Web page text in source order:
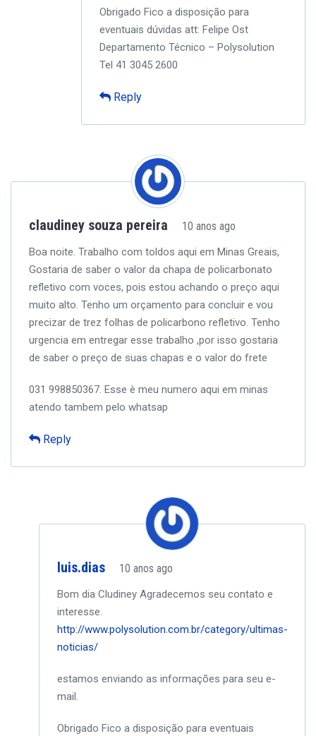
Obrigado Fico a disposição para
eventuais dúvidas att: Felipe Ost
Departamento Técnico – Polysolution
Tel 41 3045 2600
Reply
claudiney souza pereira 10 anos ago
Boa noite. Trabalho com toldos aqui em Minas Greais,
Gostaria de saber o valor da chapa de policarbonato
refletivo com voces, pois estou achando o preço aqui
muito alto. Tenho um orçamento para concluir e vou
precizar de trez folhas de policarbono refletivo. Tenho
urgencia em entregar esse trabalho ,por isso gostaria
de saber o preço de suas chapas e o valor do frete
031 998850367. Esse è meu numero aqui em minas
atendo tambem pelo whatsap
Reply
luis.dias 10 anos ago
Bom dia Cludiney Agradecemos seu contato e
interesse.
http://www.polysolution.com.br/category/ultimas-
noticias/
estamos enviando as informações para seu e-
mail.
Obrigado Fico a disposição para eventuais